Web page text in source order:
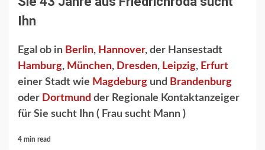
Ihn
Egal ob in Berlin, Hannover, der Hansestadt
Hamburg, München, Dresden, Leipzig, Erfurt
einer Stadt wie Magdeburg und Brandenburg
oder Dortmund der Regionale Kontaktanzeiger
für Sie sucht Ihn ( Frau sucht Mann )
4 min read